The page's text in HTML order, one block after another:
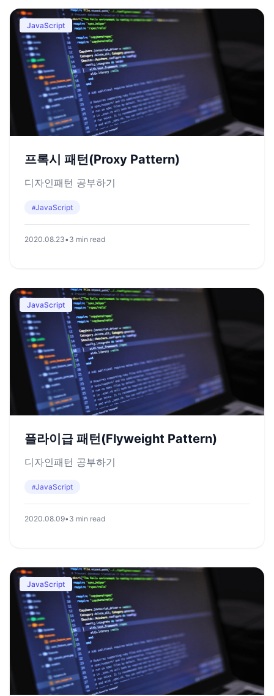
JavaScript
프록시 패턴(Proxy Pattern)
디자인패턴 공부하기
#JavaScript
2020.08.23•3 min read
JavaScript
플라이급 패턴(Flyweight Pattern)
디자인패턴 공부하기
#JavaScript
2020.08.09•3 min read
JavaScript